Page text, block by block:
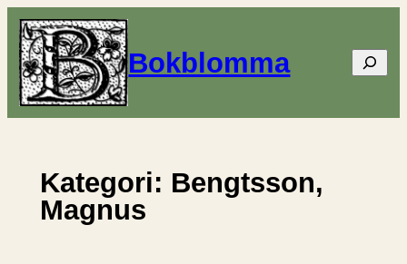
Hoppa
till
innehåll
Bokblomma Sök
Kategori: Bengtsson,
Magnus